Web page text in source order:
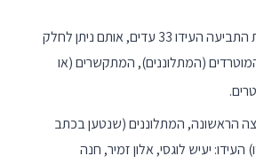
2 במסגרת פרשת התביעה העידו 33 עדים, אותם ניתן לחלק
(המתלוננים), המתקשרים (או
הראשונה, המתלוננים (שנטען בכתב
העידו: יעיש לוגסי, אלון זמיר, חנה